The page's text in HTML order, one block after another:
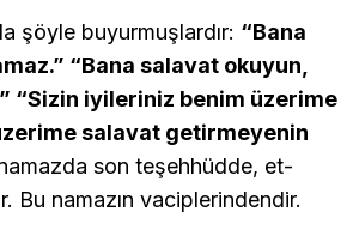
şöyle buyurmuşlardır: “Bana
“Bana salavat okuyun,
“Sizin iyileriniz benim üzerime
salavat getirmeyenin
son teşehhüdde, et-
Bu namazın vaciplerindendir.